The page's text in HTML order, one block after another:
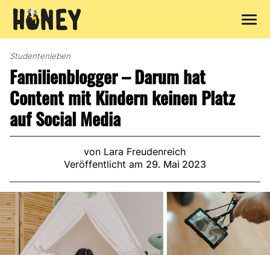
Inhalt
Studentenleben
Familienblogger – Darum hat
Content mit Kindern keinen Platz
auf Social Media
von Lara Freudenreich
Veröffentlicht am 29. Mai 2023